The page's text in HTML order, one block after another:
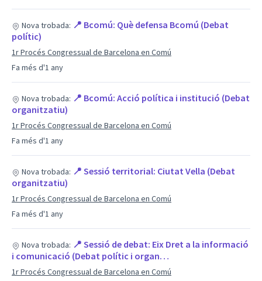
Fa més d'1 any
Nova trobada: 📍 Bcomú: Què defensa Bcomú (Debat
polític)
1r Procés Congressual de Barcelona en Comú
Fa més d'1 any
Nova trobada: 📍 Bcomú: Acció política i institució (Debat
organitzatiu)
1r Procés Congressual de Barcelona en Comú
Fa més d'1 any
Nova trobada: 📍 Sessió territorial: Ciutat Vella (Debat
organitzatiu)
1r Procés Congressual de Barcelona en Comú
Nova trobada: 📍 Sessió de debat: Eix Dret a la informació
i comunicació (Debat polític i organ…
1r Procés Congressual de Barcelona en Comú